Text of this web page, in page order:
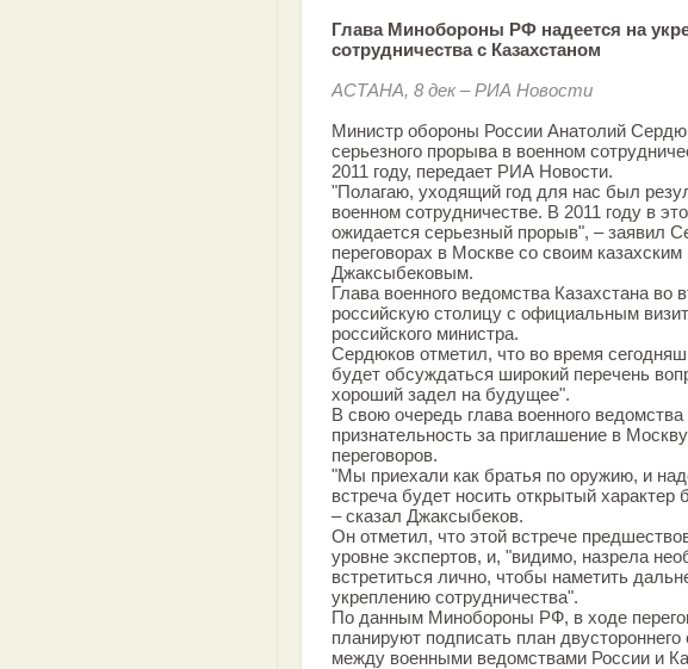
Глава Минобороны РФ надеется на
сотрудничества с Казахстаном
АCТАНА, 8 дек – РИА Новости
Министр обороны России Анатолий
серьезного прорыва в военном
2011 году, передает РИА Новости.
"Полагаю, уходящий год для нас был
военном сотрудничестве. В 2011 году в
ожидается серьезный прорыв", – заявил
переговорах в Москве со своим
Джаксыбековым.
Глава военного ведомства Казахстана во
российскую столицу с официальным
российского министра.
Сердюков отметил, что во время
будет обсуждаться широкий перечень
хороший задел на будущее".
В свою очередь глава военного
признательность за приглашение в
переговоров.
"Мы приехали как братья по оружию, и
встреча будет носить открытый характер
– сказал Джаксыбеков.
Он отметил, что этой встрече
уровне экспертов, и, "видимо, назрела
встретиться лично, чтобы наметить
укреплению сотрудничества".
По данным Минобороны РФ, в ходе
планируют подписать план двустороннего
между военными ведомствами России и